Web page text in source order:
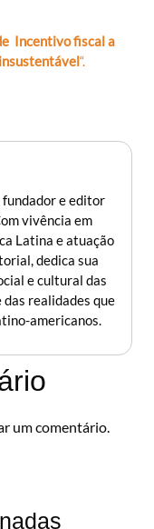
Incentivo fiscal a
“.
e editor
vivência em
Latina e atuação
dedica sua
e cultural das
realidades que
americanos.
um comentário.